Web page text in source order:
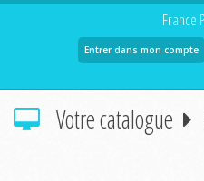
France
Entrer dans mon compte
Votre catalogue